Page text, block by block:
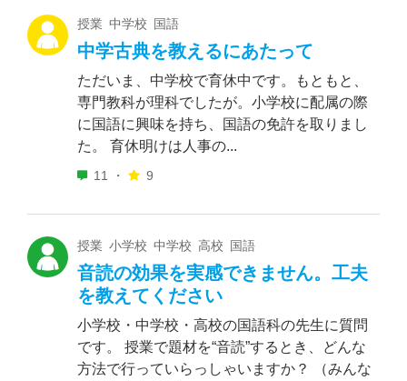
授業 中学校 国語
中学古典を教えるにあたって
ただいま、中学校で育休中です。もともと、
専門教科が理科でしたが。小学校に配属の際
に国語に興味を持ち、国語の免許を取りまし
た。 育休明けは人事の...
11 ・ 9
授業 小学校 中学校 高校 国語
音読の効果を実感できません。工夫
を教えてください
小学校・中学校・高校の国語科の先生に質問
です。 授業で題材を“音読”するとき、どんな
方法で行っていらっしゃいますか？ （みんな